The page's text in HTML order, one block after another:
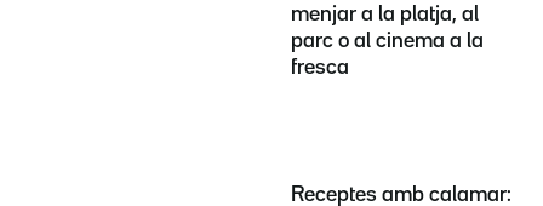
menjar a la platja, al
parc o al cinema a la
fresca
Receptes amb calamar: